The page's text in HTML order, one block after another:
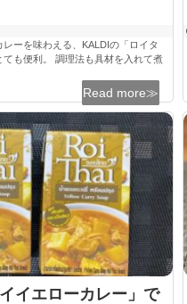
ーを味わえる、KALDIの「ロイタ
も便利。 調理法も具材を入れて煮
Read more≫
イエローカレー」で